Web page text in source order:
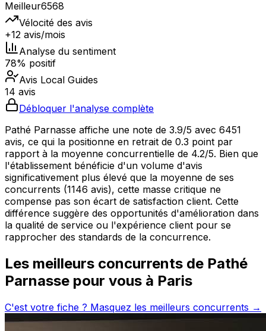
Meilleur6568
Vélocité des avis
+12 avis/mois
Analyse du sentiment
78% positif
Avis Local Guides
14 avis
Débloquer l'analyse complète
Pathé Parnasse affiche une note de 3.9/5 avec 6451
avis, ce qui la positionne en retrait de 0.3 point par
rapport à la moyenne concurrentielle de 4.2/5. Bien que
l'établissement bénéficie d'un volume d'avis
significativement plus élevé que la moyenne de ses
concurrents (1146 avis), cette masse critique ne
compense pas son écart de satisfaction client. Cette
différence suggère des opportunités d'amélioration dans
la qualité de service ou l'expérience client pour se
rapprocher des standards de la concurrence.
Les meilleurs concurrents de Pathé
Parnasse pour vous à Paris
C'est votre fiche ? Masquez les meilleurs concurrents →